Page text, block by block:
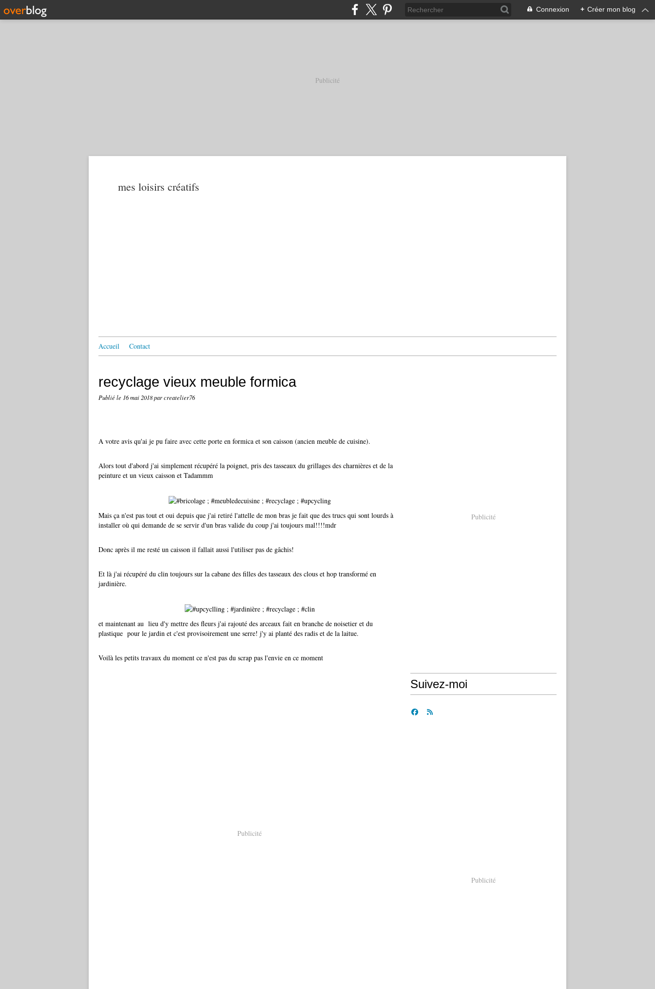
Connexion + Créer mon blog
Publicité
mes loisirs créatifs
Accueil Contact
recyclage vieux meuble formica
Publié le 16 mai 2018par createlier76
A votre avis qu'ai je pu faire avec cette porte en formica et son caisson (ancien meuble de cuisine).
Alors tout d'abord j'ai simplement récupéré la poignet, pris des tasseaux du grillages des charnières et de la
peinture et un vieux caisson et Tadammm
Mais ça n'est pas tout et oui depuis que j'ai retiré l'attelle de mon bras je fait que des trucs qui sont lourds à
installer où qui demande de se servir d'un bras valide du coup j'ai toujours mal!!!!mdr
Donc après il me resté un caisson il fallait aussi l'utiliser pas de gâchis!
Et là j'ai récupéré du clin toujours sur la cabane des filles des tasseaux des clous et hop transformé en
jardinière.
et maintenant au lieu d'y mettre des fleurs j'ai rajouté des arceaux fait en branche de noisetier et du
plastique pour le jardin et c'est provisoirement une serre! j'y ai planté des radis et de la laitue.
Voilà les petits travaux du moment ce n'est pas du scrap pas l'envie en ce moment
Publicité
Publicité
Suivez-moi
Publicité